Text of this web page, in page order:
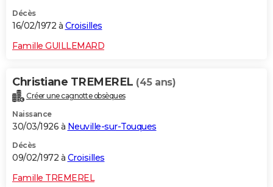
Décès
16/02/1972 à Croisilles
Famille GUILLEMARD
Christiane TREMEREL (45 ans)
Créer une cagnotte obsèques
Naissance
30/03/1926 à Neuville-sur-Touques
Décès
09/02/1972 à Croisilles
Famille TREMEREL